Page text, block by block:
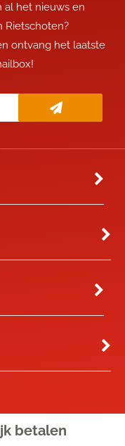
al het nieuws en
Rietschoten?
ontvang het laatste
betalen